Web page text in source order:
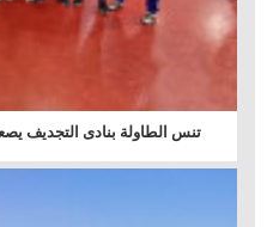
تنس الطاولة بنادى التجديف